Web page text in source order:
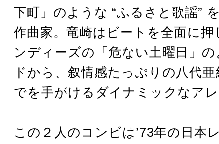
下町」のような “ふるさと歌謡”
作曲家。竜崎はビートを全面に
ンディーズの「危ない土曜日」
ドから、叙情感たっぷりの八代
でを手がけるダイナミックなア
この２人のコンビは’73年の日本